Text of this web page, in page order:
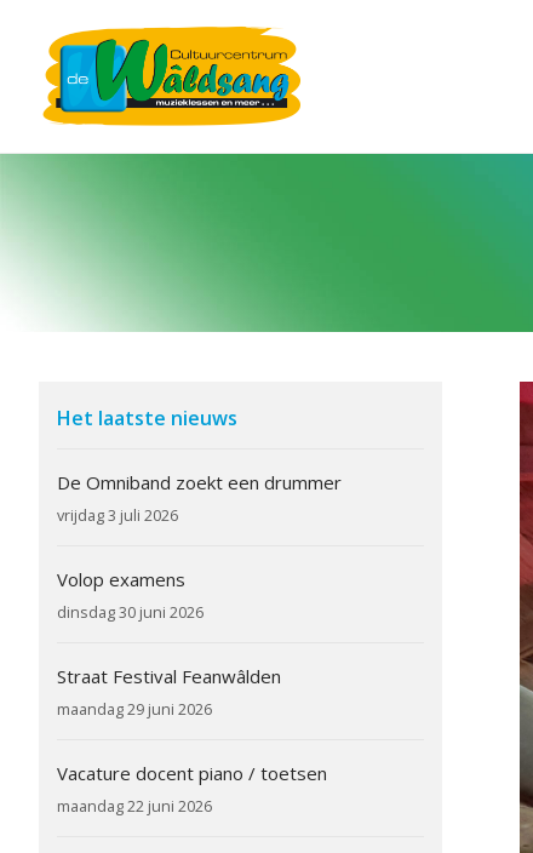
Het laatste nieuws
De Omniband zoekt een drummer
vrijdag 3 juli 2026
Volop examens
dinsdag 30 juni 2026
Straat Festival Feanwâlden
maandag 29 juni 2026
Vacature docent piano / toetsen
maandag 22 juni 2026